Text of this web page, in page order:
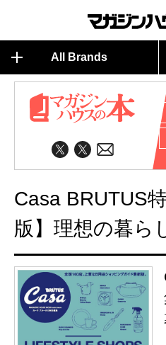
All Brands
Casa BRUTUS
版】理想の暮ら